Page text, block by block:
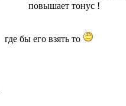
повышает тонус !
где бы его взять то